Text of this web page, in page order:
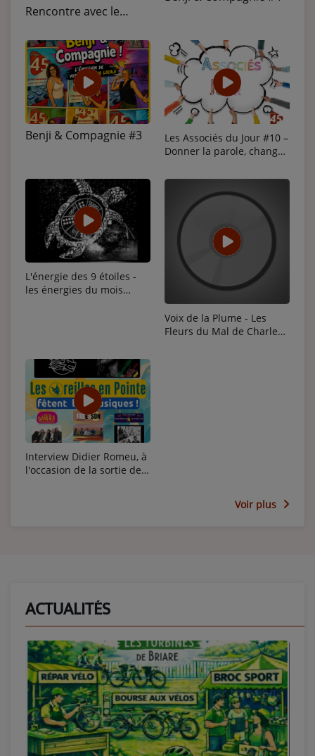
Rencontre avec le
Franchely Kintombo
Benji & Compagnie #3
Les Associés du Jour #10 –
Donner la parole, changer
L'énergie des 9 étoiles -
les énergies du mois
Voix de la Plume - Les
Fleurs du Mal de Charles
Interview Didier Romeu, à
l'occasion de la sortie de
Voir plus
ACTUALITÉS